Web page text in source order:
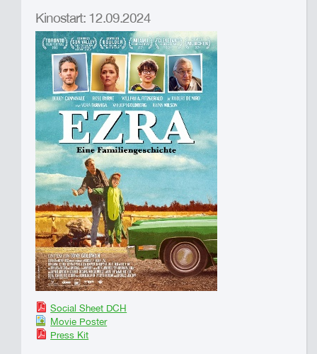
Kinostart: 12.09.2024
Social Sheet DCH
Movie Poster
Press Kit